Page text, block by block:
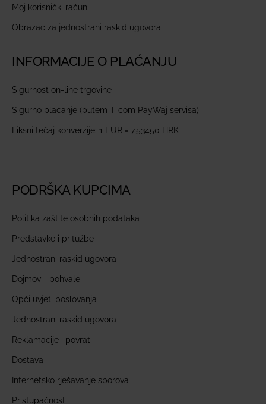
Moj korisnički račun
Obrazac za jednostrani raskid ugovora
INFORMACIJE O PLAĆANJU
Sigurnost on-line trgovine
Sigurno plaćanje (putem T-com PayWaj servisa)
Fiksni tečaj konverzije: 1 EUR = 7,53450 HRK
PODRŠKA KUPCIMA
Politika zaštite osobnih podataka
Predstavke i pritužbe
Jednostrani raskid ugovora
Dojmovi i pohvale
Opći uvjeti poslovanja
Jednostrani raskid ugovora
Reklamacije i povrati
Dostava
Internetsko rješavanje sporova
Pristupačnost